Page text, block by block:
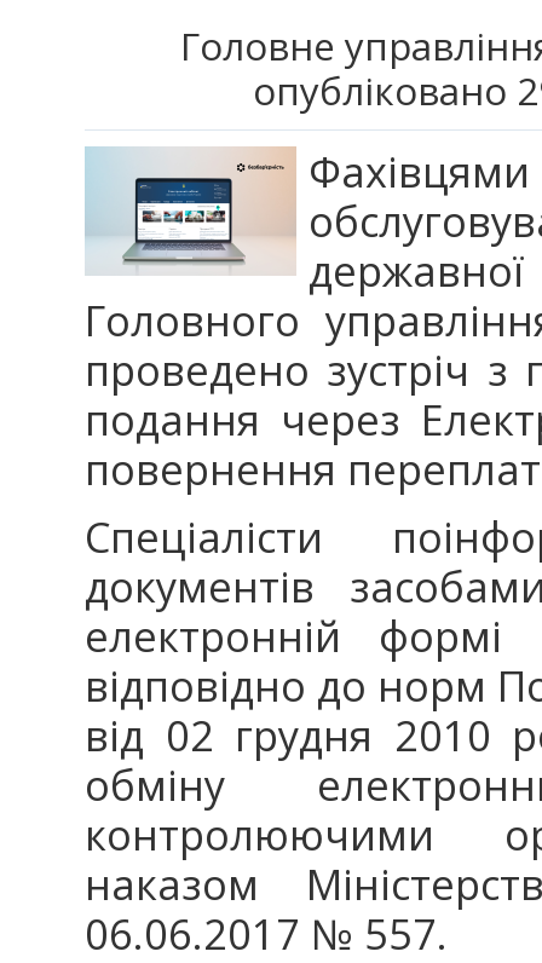
Головне
опубліковано
Головного
проведено зустріч
подання через
повернення
Спеціалісти
документів
електронній формі
відповідно до норм
від 02 грудня 2010
обміну
контролюючими
наказом
06.06.2017 № 557.